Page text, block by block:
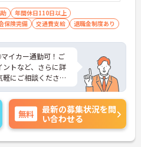
年間休日110日以上
保険完備 交通費支給 退職金制度あり
イカー通勤可！ご
トなど、さらに詳
にご相談くださ
無料
最新の募集状況を問
い合わせる